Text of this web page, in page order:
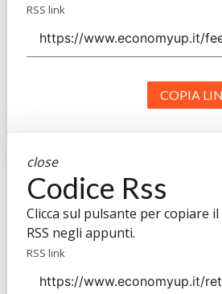
RSS link
COPIA
close
Codice Rss
Clicca sul pulsante per copiare
RSS negli appunti.
RSS link